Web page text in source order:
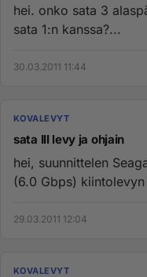
hei. onko sata 3
sata 1:n kanssa?...
30.03.2011 11:44
KOVALEVYT
sata III levy ja ohjain
hei, suunnittelen Seagate Barracuda Green 2 TB sata III
(6.0 Gbps) kiintolevyn hankintaa. koska tietokone on
29.03.2011 12:04
KOVALEVYT